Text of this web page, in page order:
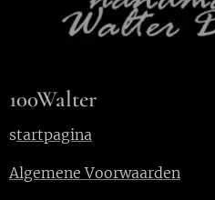
100Walter
startpagina
Algemene Voorwaarden